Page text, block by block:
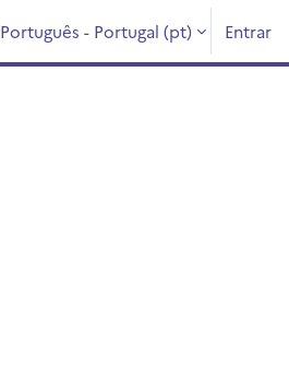
Português - Portugal ‎(pt)‎ Entrar